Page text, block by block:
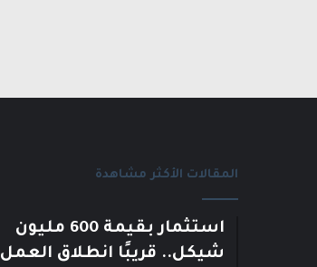
المقالات الأكثر مشاهدة
استثمار بقيمة 600 مليون
شيكل.. قريبًا انطلاق العمل